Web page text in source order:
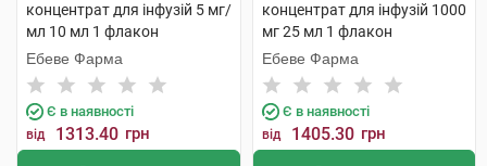
концентрат для інфузій 5 мг/
мл 10 мл 1 флакон
Ебеве Фарма
Є в наявності
від 1313.40 грн
концентрат для інфузій 1000
мг 25 мл 1 флакон
Ебеве Фарма
Є в наявності
від 1405.30 грн